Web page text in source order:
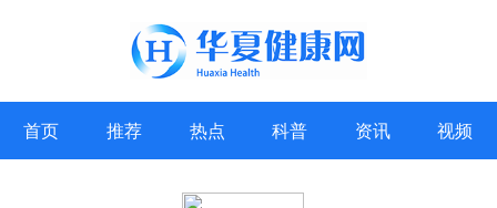
首页 推荐 热点 科普 资讯 视频